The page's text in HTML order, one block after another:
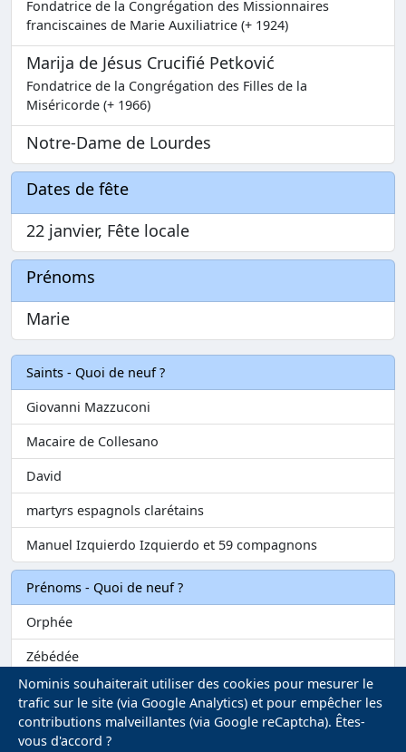
Fondatrice de la Congrégation des Missionnaires
franciscaines de Marie Auxiliatrice (+ 1924)
Marija de Jésus Crucifié Petković
Fondatrice de la Congrégation des Filles de la
Miséricorde (+ 1966)
Notre-Dame de Lourdes
Dates de fête
22 janvier, Fête locale
Prénoms
Marie
Saints - Quoi de neuf ?
Giovanni Mazzuconi
Macaire de Collesano
David
martyrs espagnols clarétains
Manuel Izquierdo Izquierdo et 59 compagnons
Prénoms - Quoi de neuf ?
Orphée
Zébédée
Melvil
Matilin
Nominis souhaiterait utiliser des cookies pour mesurer le
trafic sur le site (via Google Analytics) et pour empêcher les
contributions malveillantes (via Google reCaptcha). Êtes-
vous d'accord ?